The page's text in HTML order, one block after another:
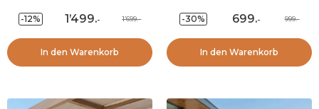
-12% 1’499.- 1’699.-
In den Warenkorb
-30% 699.- 999.-
In den Warenkorb